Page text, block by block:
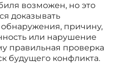
возможен, но это
доказывать
обнаружения, причину,
или нарушение
правильная проверка
будущего конфликта.